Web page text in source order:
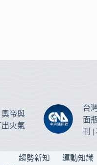
帝與
火氣
台
面
刊 |
趨勢新知 運動知識